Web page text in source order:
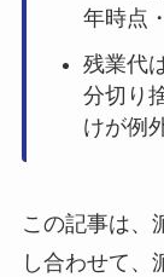
年時点
残業代
分切り
けが例
この記事は、
し合わせて、